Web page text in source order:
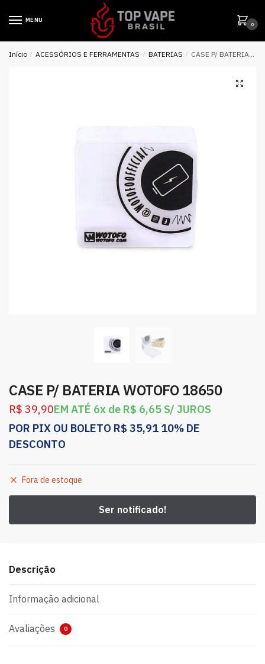
MENU
0
Início / ACESSÓRIOS E FERRAMENTAS / BATERIAS / CASE P/ BATERIA WOTOFO 18650
CASE P/ BATERIA WOTOFO 18650
R$ 39,90EM ATÉ 6x de R$ 6,65 S/ JUROS
POR PIX OU BOLETO R$ 35,91 10% DE
DESCONTO
Fora de estoque
Descrição
Informação adicional
Avaliações 0